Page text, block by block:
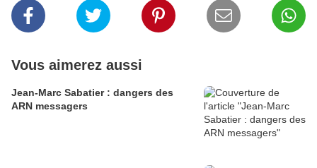
Vous aimerez aussi
Jean-Marc Sabatier : dangers des
ARN messagers